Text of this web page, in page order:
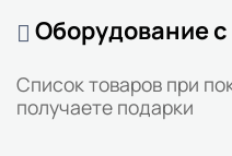
Оборудование
Список товаров при
получаете подарки